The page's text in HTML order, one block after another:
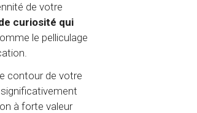
de votre
curiosité qui
le pelliculage
contour de votre
à forte valeur